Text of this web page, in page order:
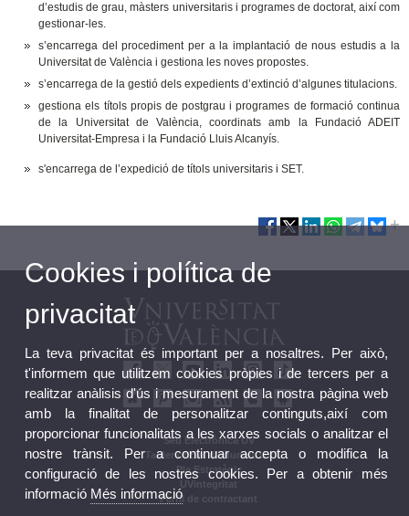
d’estudis de grau, màsters universitaris i programes de doctorat, així com
gestionar-les.
s’encarrega del procediment per a la implantació de nous estudis a la
Universitat de València i gestiona les noves propostes.
s’encarrega de la gestió dels expedients d’extinció d’algunes titulacions.
gestiona els títols propis de postgrau i programes de formació continua
de la Universitat de València, coordinats amb la Fundació ADEIT
Universitat-Empresa i la Fundació Lluis Alcanyís.
s'encarrega de l’expedició de títols universitaris i SET.
Seu Electrònica UV
Tauler oficial d'anuncis UV
Pla Estratègic
UVintegritat
Perfil de contractant
Cookies i política de
privacitat
La teva privacitat és important per a nosaltres. Per això,
t'informem que utilitzem cookies pròpies i de tercers per a
realitzar anàlisis d'ús i mesurament de la nostra pàgina web
amb la finalitat de personalitzar continguts,així com
proporcionar funcionalitats a les xarxes socials o analitzar el
nostre trànsit. Per a continuar accepta o modifica la
configuració de les nostres cookies. Per a obtenir més
informació Més informació